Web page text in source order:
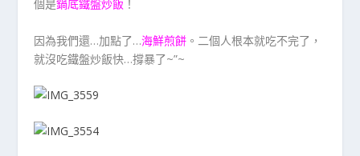
個是鍋底鐵盤炒飯 ！
因為我們還…加點了…海鮮煎餅 。二個人根本就吃不完了，
就沒吃鐵盤炒飯快…撐暴了~”~